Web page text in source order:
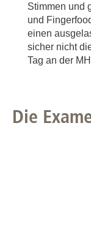
Stimmen und
und
einen
sicher nicht
Tag an der
Die